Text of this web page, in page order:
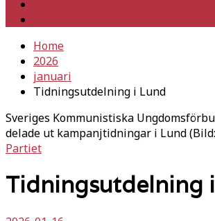
Home
2026
januari
Tidningsutdelning i Lund
Sveriges Kommunistiska
delade ut kampanjtidningar i Lund (Bild:
Partiet
Tidningsutdelning